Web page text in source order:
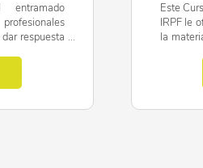
Sociedades
respuesta
Este
IRPF le
la